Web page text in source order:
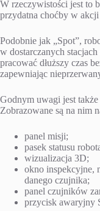
W rzeczywistości jest to
przydatna choćby w
Podobnie jak „Spot”,
w dostarczanych
pracować dłuższy czas
zapewniając
Godnym uwagi jest
Zobrazowane są na nim
panel misji;
pasek statusu
wizualizacja 3D;
okno inspekcyjne,
danego czujnika;
panel czujników
przycisk awaryjny